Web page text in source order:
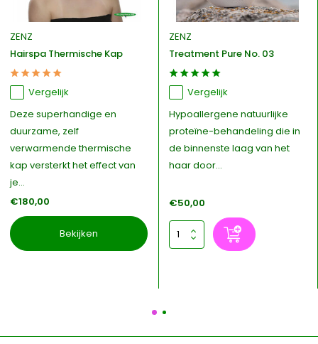
ZENZ
Hairspa Thermische Kap
Vergelijk
Deze superhandige en
duurzame, zelf
verwarmende thermische
kap versterkt het effect van
je...
€180,00
Bekijken
ZENZ
Treatment Pure No. 03
Vergelijk
Hypoallergene natuurlijke
proteïne-behandeling die in
de binnenste laag van het
haar door...
€50,00